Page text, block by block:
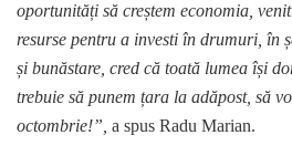
oportunități să creștem economia,
resurse pentru a investi în drumuri, în
și bunăstare, cred că toată lumea își
trebuie să punem țara la adăpost, să
octombrie!”, a spus Radu Marian.